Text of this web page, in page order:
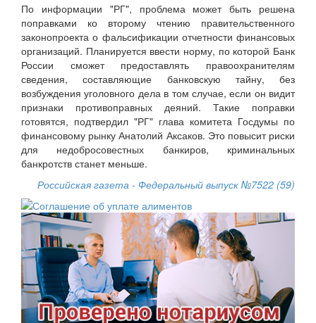
По информации "РГ", проблема может быть решена
поправками ко второму чтению правительственного
законопроекта о фальсификации отчетности финансовых
организаций. Планируется ввести норму, по которой Банк
России сможет предоставлять правоохранителям
сведения, составляющие банковскую тайну, без
возбуждения уголовного дела в том случае, если он видит
признаки противоправных деяний. Такие поправки
готовятся, подтвердил "РГ" глава комитета Госдумы по
финансовому рынку Анатолий Аксаков. Это повысит риски
для недобросовестных банкиров, криминальных
банкротств станет меньше.
Российская газета - Федеральный выпуск №7522 (59)